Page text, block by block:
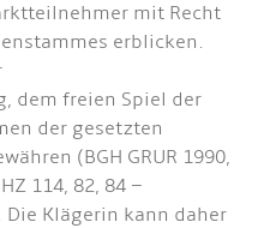
mit Recht
erblicken.
dem freien Spiel der
der gesetzten
(BGH GRUR 1990,
114, 82, 84 –
Klägerin kann daher